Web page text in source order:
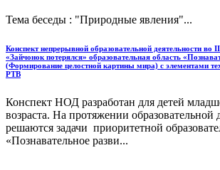
Тема беседы : "Природные явления"...
Конспект непрерывной образовательной деятельности во
«Зайчонок потерялся» образовательная область
(Формирование целостной картины мира) с элементами
РТВ
Конспект НОД разработан для детей
возраста. На протяжении образовательной
решаются задачи приоритетной
«Познавательное разви...